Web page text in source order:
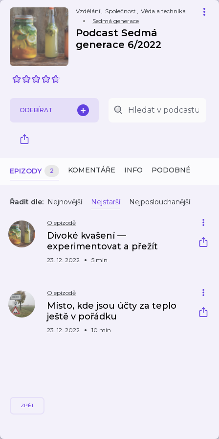
Vzdělání, Společnost , Věda a technika
Sedmá generace
Podcast Sedmá
generace 6/2022
ODEBÍRAT
EPIZODY 2 KOMENTÁŘE INFO PODOBNÉ
Řadit dle: Nejnovější Nejstarší Nejposlouchanější
O epizodě
Divoké kvašení —
experimentovat a přežít
23. 12. 2022 5 min
O epizodě
Místo, kde jsou účty za teplo
ještě v pořádku
23. 12. 2022 10 min
ZPĚT